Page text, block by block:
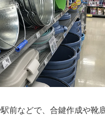
前などで、合鍵作成や靴